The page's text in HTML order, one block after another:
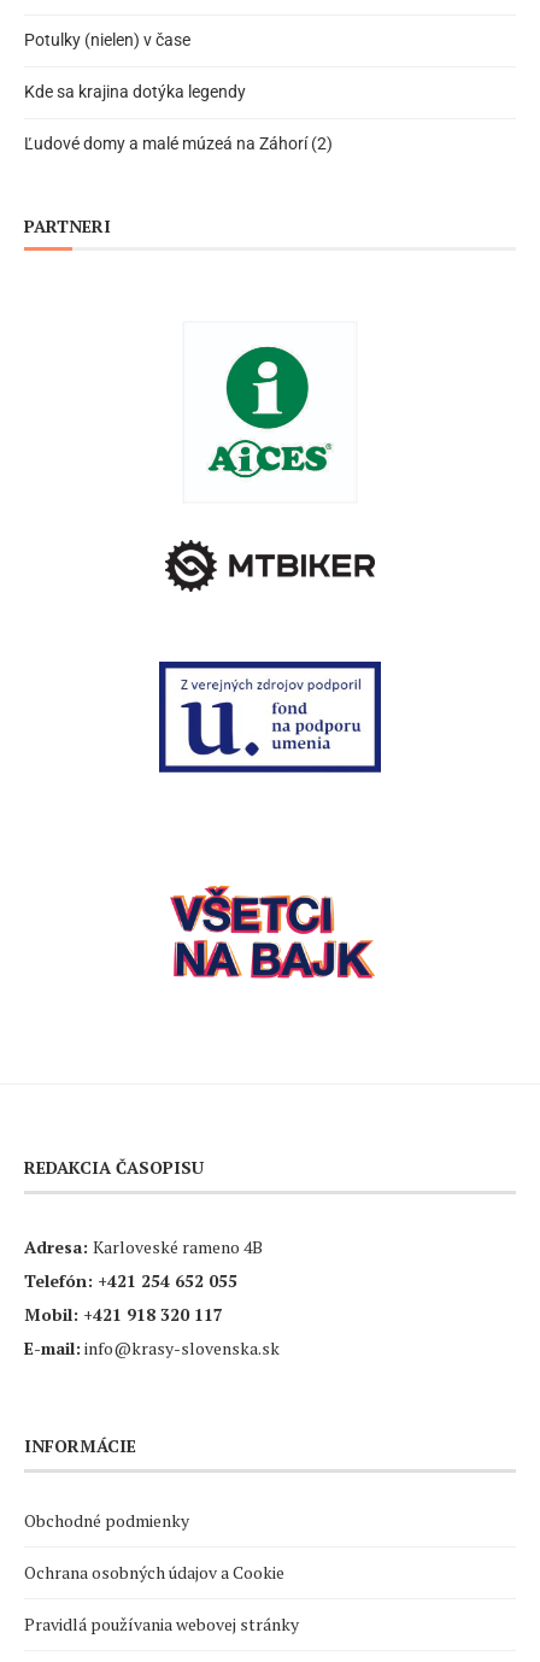
Potulky (nielen) v čase
Kde sa krajina dotýka legendy
Ľudové domy a malé múzeá na Záhorí (2)
PARTNERI
REDAKCIA ČASOPISU
Adresa: Karloveské rameno 4B
Telefón: +421 254 652 055
Mobil: +421 918 320 117
E-mail: info@krasy-slovenska.sk
INFORMÁCIE
Obchodné podmienky
Ochrana osobných údajov a Cookie
Pravidlá používania webovej stránky